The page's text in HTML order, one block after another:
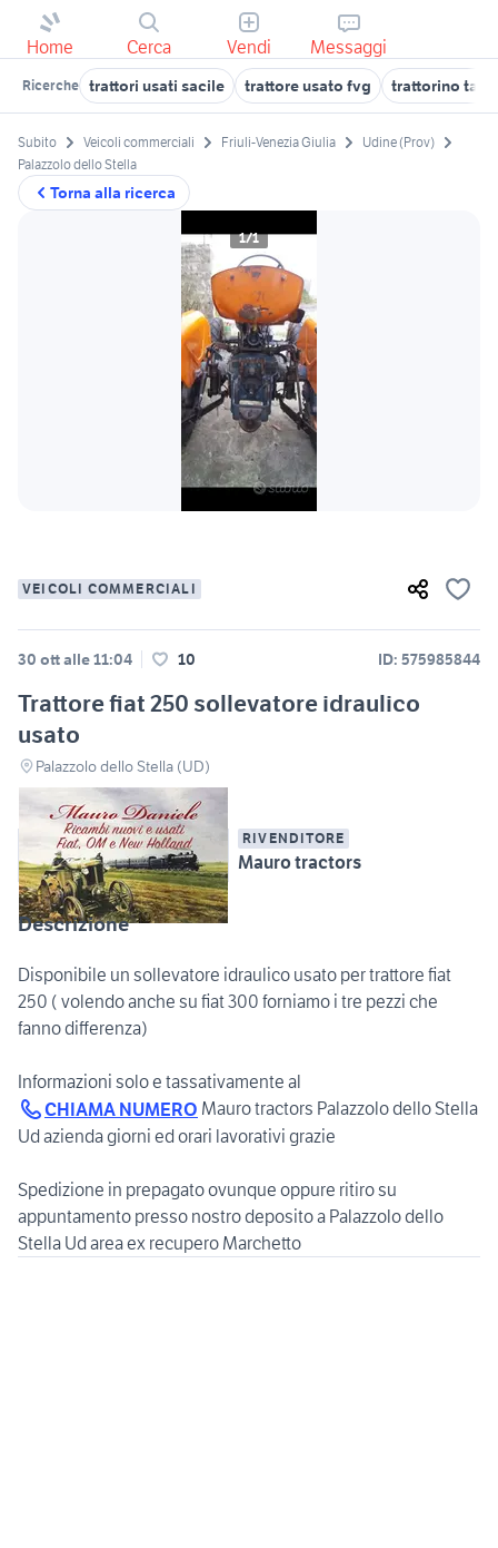
Home Cerca Vendi Messaggi
Ricerche trattori usati sacile trattore usato fvg trattorino
Torna alla ricerca
Subito Veicoli commerciali Friuli-Venezia Giulia
Udine (Prov)
Palazzolo dello Stella
1/1
VEICOLI COMMERCIALI
30 ott alle 11:04 10 ID: 575985844
Trattore fiat 250 sollevatore idraulico
usato
Palazzolo dello Stella (UD)
RIVENDITORE
Mauro tractors
Descrizione
Disponibile un sollevatore idraulico usato per trattore fiat
250 ( volendo anche su fiat 300 forniamo i tre pezzi che
fanno differenza)
Informazioni solo e tassativamente al
CHIAMA NUMERO Mauro tractors Palazzolo dello Stella
Ud azienda giorni ed orari lavorativi grazie
Spedizione in prepagato ovunque oppure ritiro su
appuntamento presso nostro deposito a Palazzolo dello
Stella Ud area ex recupero Marchetto